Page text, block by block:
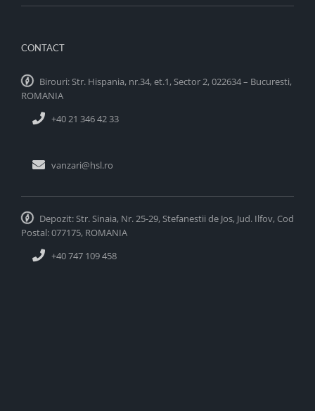
CONTACT
Birouri: Str. Hispania, nr.34, et.1, Sector 2, 022634 – Bucuresti,
ROMANIA
+40 21 346 42 33
vanzari@hsl.ro
Depozit: Str. Sinaia, Nr. 25-29, Stefanestii de Jos, Jud. Ilfov, Cod
Postal: 077175, ROMANIA
+40 747 109 458